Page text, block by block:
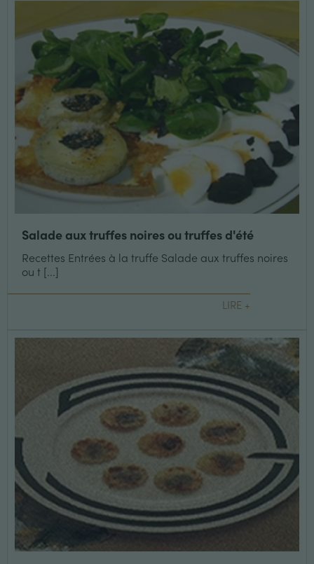
Salade aux truffes noires ou truffes d'été
Recettes Entrées à la truffe Salade aux truffes noires
ou t [...]
LIRE +